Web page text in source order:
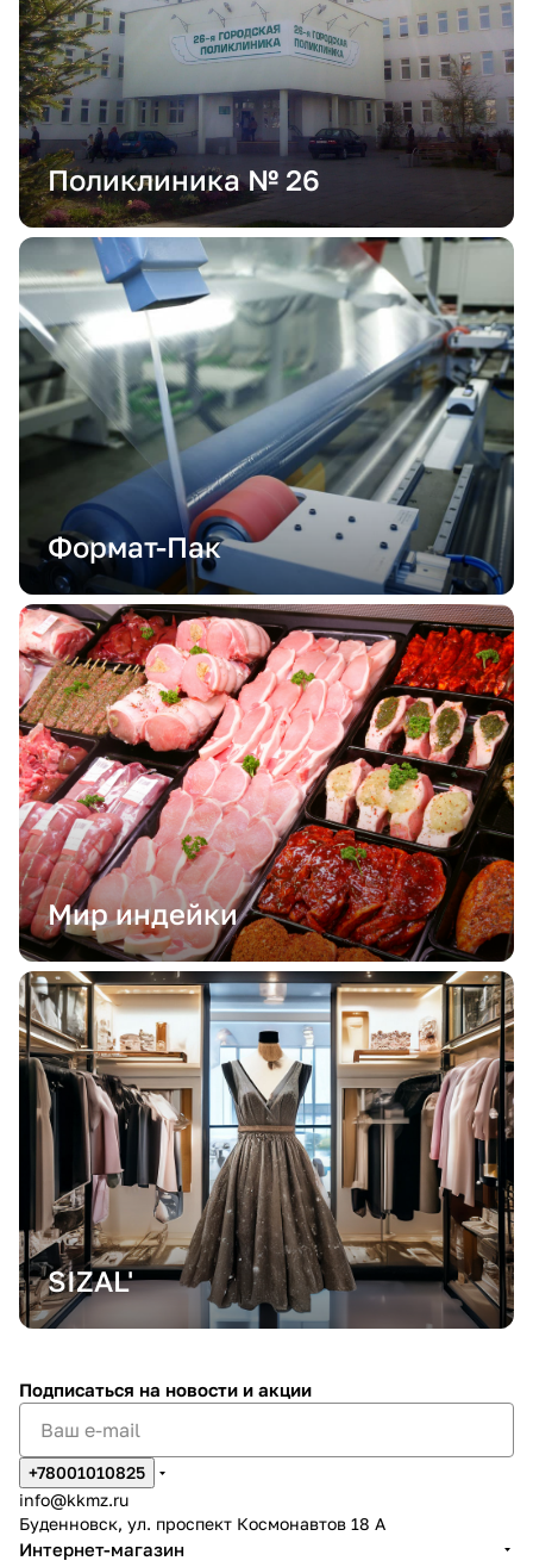
Поликлиника № 26
Формат-Пак
Мир индейки
SIZAL'
Подписаться на новости и акции
+78001010825
info@kkmz.ru
Буденновск, ул. проспект Космонавтов 18 А
Интернет-магазин